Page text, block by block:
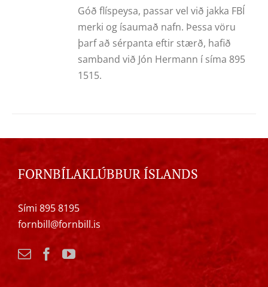
Góð flíspeysa, passar vel við jakka FBÍ
merki og ísaumað nafn. Þessa vöru
þarf að sérpanta eftir stærð, hafið
samband við Jón Hermann í síma 895
1515.
FORNBÍLAKLÚBBUR ÍSLANDS
Sími 895 8195
fornbill@fornbill.is